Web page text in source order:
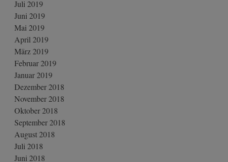
Juli 2019
Juni 2019
Mai 2019
April 2019
März 2019
Februar 2019
Januar 2019
Dezember 2018
November 2018
Oktober 2018
September 2018
August 2018
Juli 2018
Juni 2018